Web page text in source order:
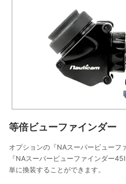
等倍ビューファインダー
オプションの『NAスーパービューフ
『NAスーパービューファインダー
単に換装することができます。